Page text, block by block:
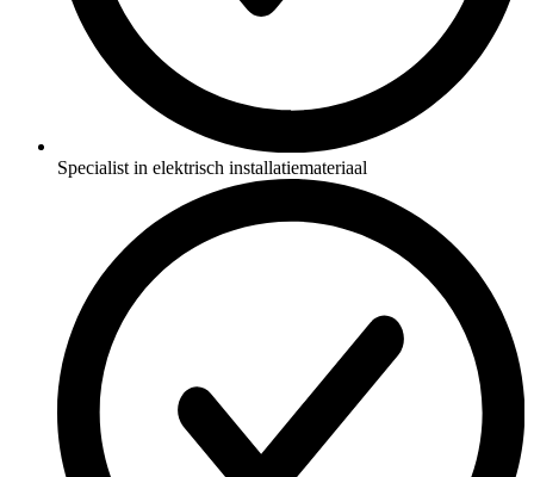
Specialist in elektrisch installatiemateriaal